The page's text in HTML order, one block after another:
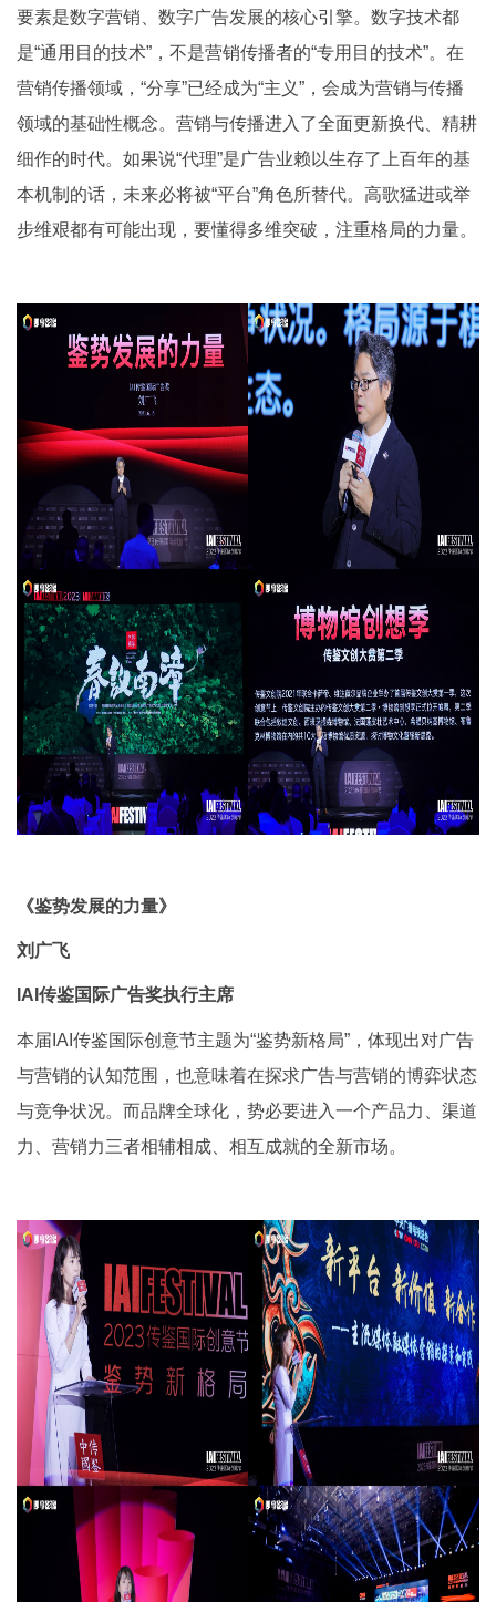
要素是数字营销、数字广告发展的核心引擎。数字技术都
是“通用目的技术”，不是营销传播者的“专用目的技术”。在
营销传播领域，“分享”已经成为“主义”，会成为营销与传播
领域的基础性概念。营销与传播进入了全面更新换代、精耕
细作的时代。如果说“代理”是广告业赖以生存了上百年的基
本机制的话，未来必将被“平台”角色所替代。高歌猛进或举
步维艰都有可能出现，要懂得多维突破，注重格局的力量。
《鉴势发展的力量》
刘广飞
IAI传鉴国际广告奖执行主席
本届IAI传鉴国际创意节主题为“鉴势新格局”，体现出对广告
与营销的认知范围，也意味着在探求广告与营销的博弈状态
与竞争状况。而品牌全球化，势必要进入一个产品力、渠道
力、营销力三者相辅相成、相互成就的全新市场。